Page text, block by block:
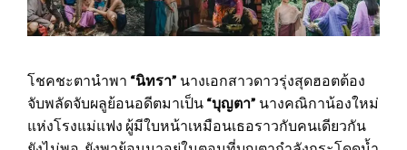
โชคชะตานำพา “นิทรา” นางเอกสาวดาวรุ่งสุดฮอตต้อง
จับพลัดจับผลูย้อนอดีตมาเป็น “บุญตา” นางคณิกาน้องใหม่
แห่งโรงแม่แฟง ผู้มีใบหน้าเหมือนเธอราวกับคนเดียวกัน